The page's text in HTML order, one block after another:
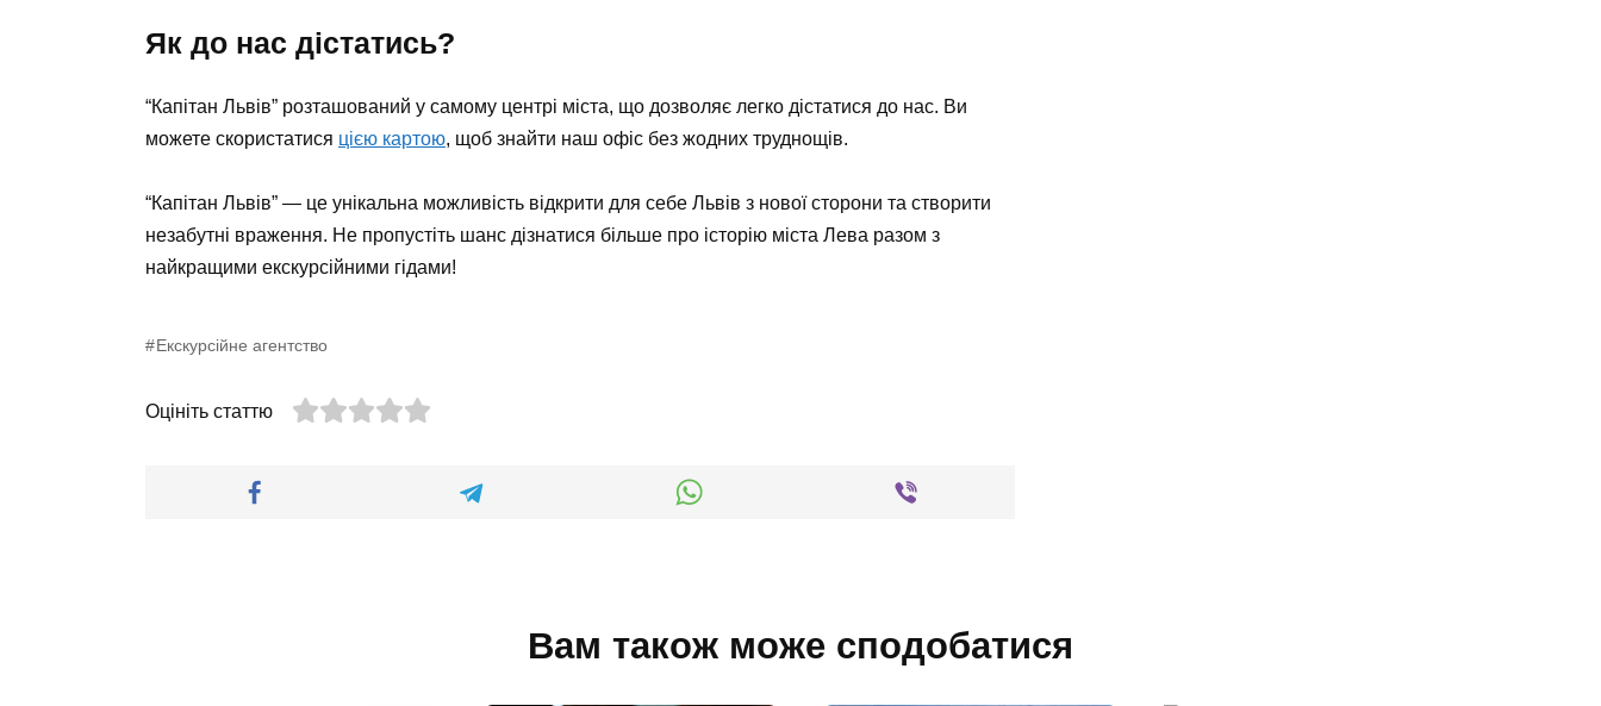
Як до нас дістатись?
“Капітан Львів” розташований у самому центрі міста, що дозволяє легко дістатися до нас. Ви
можете скористатися цією картою, щоб знайти наш офіс без жодних труднощів.
“Капітан Львів” — це унікальна можливість відкрити для себе Львів з нової сторони та створити
незабутні враження. Не пропустіть шанс дізнатися більше про історію міста Лева разом з
найкращими екскурсійними гідами!
Екскурсійне агентство
Оцініть статтю
Вам також може сподобатися